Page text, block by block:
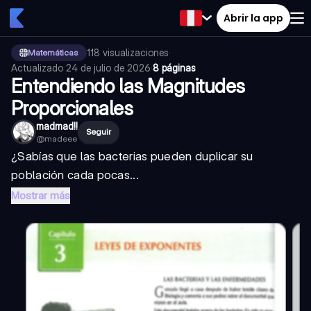
Abrir la app
Matemáticas 118 visualizaciones·
Actualizado 24 de julio de 2026·8 páginas
Entendiendo las Magnitudes
Proporcionales
madmad!!
@madeee
Seguir
¿Sabías que las bacterias pueden duplicar su
población cada pocas...
Mostrar más